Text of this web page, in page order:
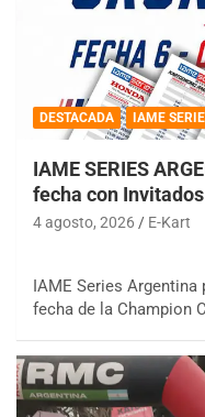
DESTACADA IAME
IAME SERIES
fecha con Invitados
4 agosto, 2026 E-Kart
IAME Series
fecha de la Champion